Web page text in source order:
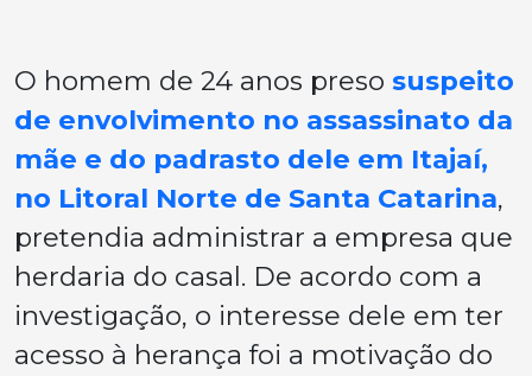
O homem de 24 anos preso suspeito
de envolvimento no assassinato da
mãe e do padrasto dele em Itajaí,
no Litoral Norte de Santa Catarina,
pretendia administrar a empresa que
herdaria do casal. De acordo com a
investigação, o interesse dele em ter
acesso à herança foi a motivação do